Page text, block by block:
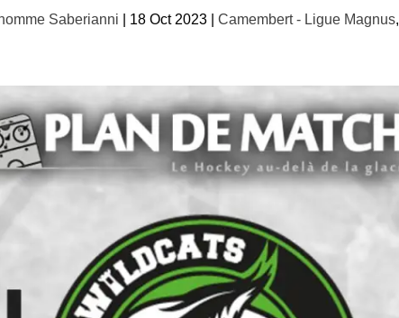
Saberianni 18 Oct 2023| Camembert - Ligue Magnus,